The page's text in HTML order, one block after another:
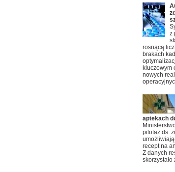
z
rosnącą
brakach
kluczowym
nowych
aptekach
pilotaż ds.
recept na
Z danych